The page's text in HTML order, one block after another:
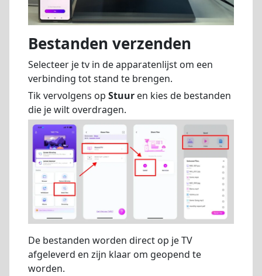
Bestanden verzenden
Selecteer je tv in de apparatenlijst om een
verbinding tot stand te brengen.
Tik vervolgens op Stuur en kies de bestanden
die je wilt overdragen.
De bestanden worden direct op je TV
afgeleverd en zijn klaar om geopend te
worden.